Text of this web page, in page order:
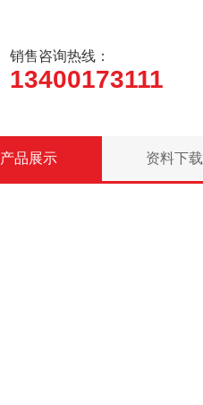
销售咨询热线：
13400173111
产品展示 资料下载